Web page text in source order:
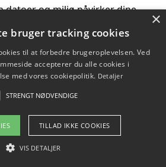
datoer og miljø påvirker dine
til en grønnere hverdag
Blog Betingelser
×
bruger tracking cookies
til at forbedre brugeroplevelsen. Ved
accepterer du alle cookies i
med vores cookiepolitik. Detaljer
STRENGT NØDVENDIGE
TILLAD IKKE COOKIES
VIS DETALJER